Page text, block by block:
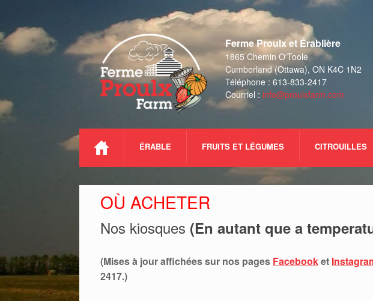
to
content
Ferme Proulx et Érablière
1865 Chemin O'Toole
Cumberland (Ottawa), ON K4C 1N2
Téléphone : 613-833-2417
Courriel : info@proulxfarm.com
ÉRABLE FRUITS ET LÉGUMES CITROUILLES
OÙ ACHETER
Nos kiosques (En autant que a
(Mises à jour affichées sur nos pages Facebooket
2417.)